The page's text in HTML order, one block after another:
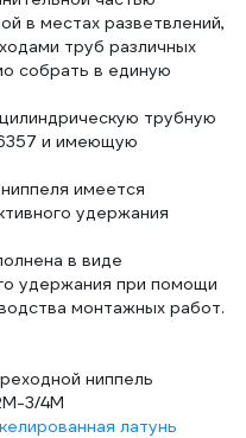
в местах разветвлений,
труб различных
собрать в единую
трубную
и имеющую
имеется
удержания
в виде
удержания при помощи
монтажных работ.
ниппель
3/4M
латунь